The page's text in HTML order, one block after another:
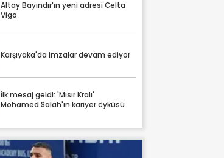
Altay Bayındır'ın yeni adresi Celta
Vigo
Karşıyaka'da imzalar devam ediyor
İlk mesaj geldi: 'Mısır Kralı'
Mohamed Salah'ın kariyer öyküsü